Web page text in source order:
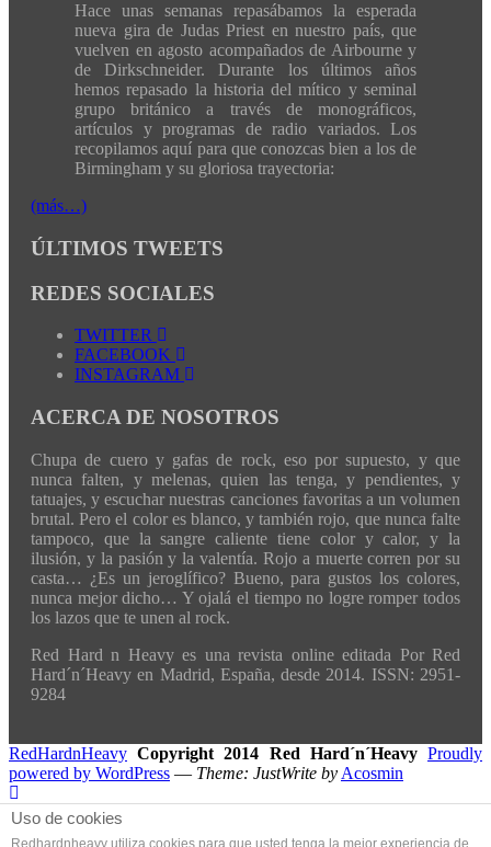
Hace unas semanas repasábamos la esperada
nueva gira de Judas Priest en nuestro país, que
vuelven en agosto acompañados de Airbourne y
de Dirkschneider. Durante los últimos años
hemos repasado la historia del mítico y seminal
grupo británico a través de monográficos,
artículos y programas de radio variados. Los
recopilamos aquí para que conozcas bien a los de
Birmingham y su gloriosa trayectoria:
(más…)
ÚLTIMOS TWEETS
REDES SOCIALES
TWITTER
FACEBOOK
INSTAGRAM
ACERCA DE NOSOTROS
Chupa de cuero y gafas de rock, eso por supuesto, y que
nunca falten, y melenas, quien las tenga, y pendientes, y
tatuajes, y escuchar nuestras canciones favoritas a un volumen
brutal. Pero el color es blanco, y también rojo, que nunca falte
tampoco, que la sangre caliente tiene color y calor, y la
ilusión, y la pasión y la valentía. Rojo a muerte corren por su
casta… ¿Es un jeroglífico? Bueno, para gustos los colores,
nunca mejor dicho… Y ojalá el tiempo no logre romper todos
los lazos que te unen al rock.
Red Hard n Heavy es una revista online editada Por Red
Hard´n´Heavy en Madrid, España, desde 2014. ISSN: 2951-
9284
RedHardnHeavy Copyright 2014 Red Hard´n´Heavy Proudly
powered by WordPress — Theme: JustWrite by Acosmin
Uso de cookies
Redhardnheavy utiliza cookies para que usted tenga la mejor experiencia de